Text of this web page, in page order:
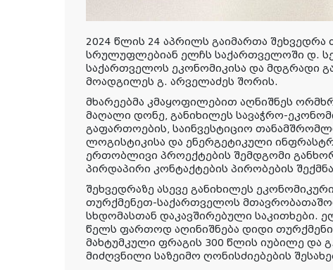
2024 წლის 24 აპრილს გაიმართა შეხვედრა
სრულუფლებიან ელჩს საქართველოში დ.
საქართველოს ეკონომიკისა და მდგრადი
მოადგილეს გ. არველაძეს შორის.
მხარეებმა კმაყოფილებით აღნიშნეს
მაღალი დონე, განიხილეს სავაჭრო-
გაფართოების, საინვესტიციო
ლოგისტიკისა და ენერგეტიკული
ერთობლივი პროექტების შემდგომი
პირდაპირი კონტაქტების პირობების
შეხვედრაზე ასევე განიხილეს
თურქმენეთ-საქართველოს
სხდომასთან დაკავშირებული საკითხები.
წელს ფართოდ აღინიშნება დიდი
მახტუმკული ფრაგის 300 წლის იუბილე და
მიძღვნილი საზეიმო ღონისძიებების